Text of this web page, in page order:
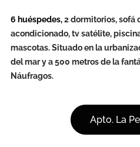
6 huéspedes,2 dormitorios, sofá
acondicionado, tv satélite,
mascotas. Situado en la
del mar y a 500 metros de la
Náufragos.
Apto. La